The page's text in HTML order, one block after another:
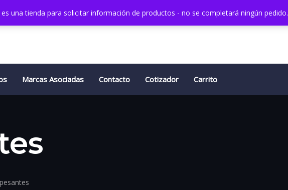
es una tienda para solicitar información de productos - no se completará ningún pedido.
Marcas Asociadas Contacto Cotizador Carrito